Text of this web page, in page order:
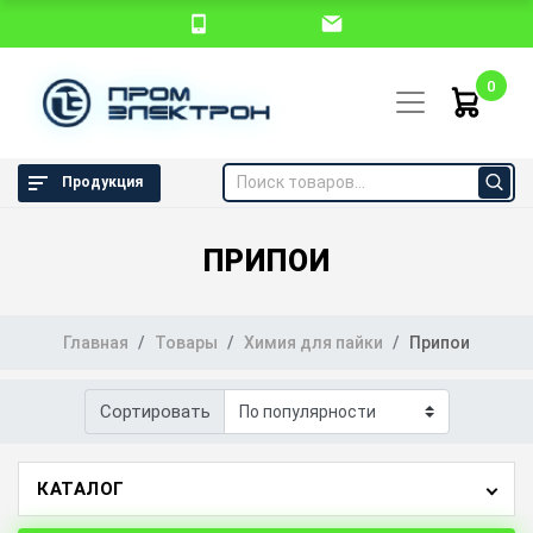
0
Продукция
ПРИПОИ
Главная Товары Химия для пайки Припои
Сортировать
КАТАЛОГ